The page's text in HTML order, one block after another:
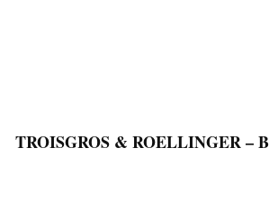
TROISGROS & ROELLINGER –